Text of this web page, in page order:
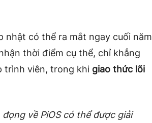
nhật có thể ra mắt ngay cuối năm
thời điểm cụ thể, chỉ khẳng
trình viên, trong khi giao thức lõi
về PiOS có thể được giải